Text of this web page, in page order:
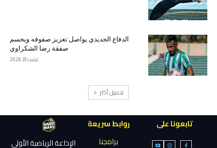
الدفاع الجديدي يواصل تعزيز صفوفه ويحسم
صفقة رضا الشكراوي
غشت 8, 2026
تحميل أكثر
تابعونا على
روابط سريعة
برامجنا
الإذاعة الرياضية الأولى